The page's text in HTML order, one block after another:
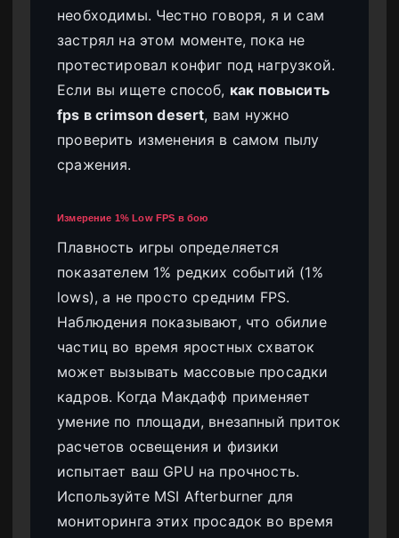
необходимы. Честно говоря, я и сам
застрял на этом моменте, пока не
протестировал конфиг под нагрузкой.
Если вы ищете способ, как повысить
fps в crimson desert, вам нужно
проверить изменения в самом пылу
сражения.
Измерение 1% Low FPS в бою
Плавность игры определяется
показателем 1% редких событий (1%
lows), а не просто средним FPS.
Наблюдения показывают, что обилие
частиц во время яростных схваток
может вызывать массовые просадки
кадров. Когда Макдафф применяет
умение по площади, внезапный приток
расчетов освещения и физики
испытает ваш GPU на прочность.
Используйте MSI Afterburner для
мониторинга этих просадок во время